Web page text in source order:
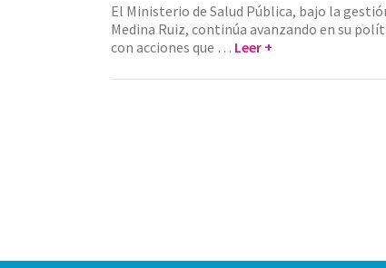
El Ministerio de Salud Pública, bajo la
Medina Ruiz, continúa avanzando en su
con acciones que … Leer +